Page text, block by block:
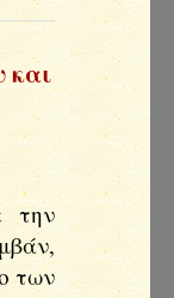
και
την
των